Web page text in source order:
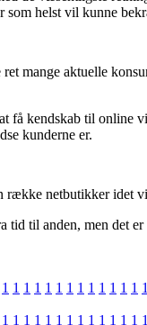
som helst vil kunne
mange aktuelle
få kendskab til online
kunderne er.
netbutikker idet
til anden, men det
1 1 1 1 1 1 1 1 1 1 1 1 1 1
1 1 1 1 1 1 1 1 1 1 1 1 1 1